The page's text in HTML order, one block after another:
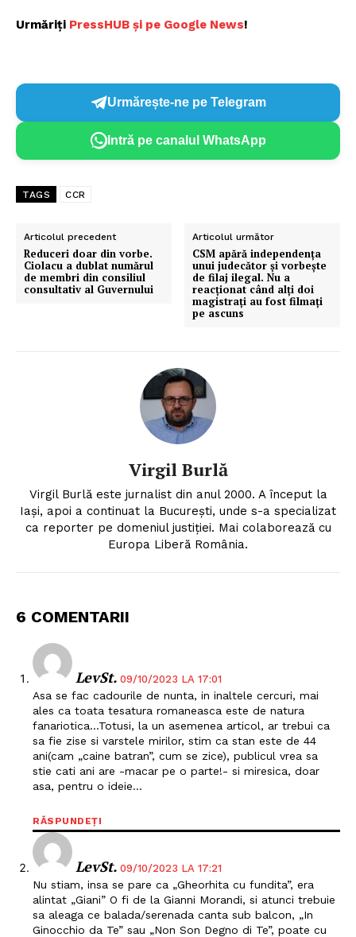
Urmăriți PressHUB și pe Google News!
Urmărește-ne pe Telegram
Intră pe canalul WhatsApp
TAGS CCR
Articolul precedent
Reduceri doar din vorbe.
Ciolacu a dublat numărul
de membri din consiliul
consultativ al Guvernului
Articolul următor
CSM apără independența
unui judecător și vorbește
de filaj ilegal. Nu a
reacționat când alți doi
magistrați au fost filmați
pe ascuns
Virgil Burlă
Virgil Burlă este jurnalist din anul 2000. A început la
Iași, apoi a continuat la București, unde s-a specializat
ca reporter pe domeniul justiției. Mai colaborează cu
Europa Liberă România.
6 COMENTARII
LevSt. 09/10/2023 LA 17:01
Asa se fac cadourile de nunta, in inaltele cercuri, mai
ales ca toata tesatura romaneasca este de natura
fanariotica…Totusi, la un asemenea articol, ar trebui ca
sa fie zise si varstele mirilor, stim ca stan este de 44
ani(cam „caine batran”, cum se zice), publicul vrea sa
stie cati ani are -macar pe o parte!- si miresica, doar
asa, pentru o ideie…
RĂSPUNDEȚI
LevSt. 09/10/2023 LA 17:21
Nu stiam, insa se pare ca „Gheorhita cu fundita”, era
alintat „Giani” O fi de la Gianni Morandi, si atunci trebuie
sa aleaga ce balada/serenada canta sub balcon, „In
Ginocchio da Te” sau „Non Son Degno di Te”, poate cu